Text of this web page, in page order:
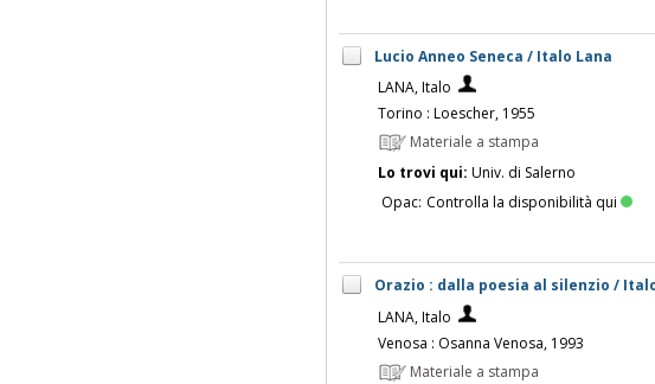
Lucio Anneo Seneca / Italo Lana
LANA, Italo
Torino : Loescher, 1955
Materiale a stampa
Lo trovi qui: Univ. di Salerno
Opac: Controlla la disponibilità qui
Orazio : dalla poesia al silenzio /
LANA, Italo
Venosa : Osanna Venosa, 1993
Materiale a stampa